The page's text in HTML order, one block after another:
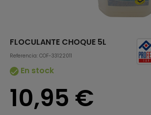
FLOCULANTE CHOQUE 5L
Referencia: COF-33122011
 En stock
10,95 €